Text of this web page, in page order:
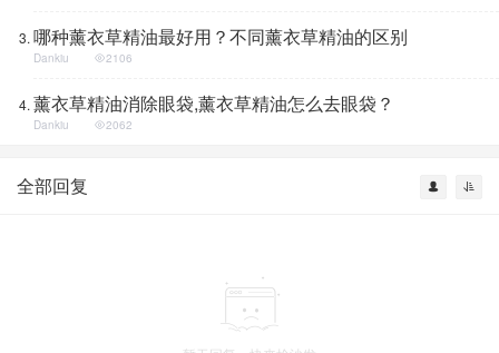
哪种薰衣草精油最好用？不同薰衣草精油的区别
Dankiu 2106
薰衣草精油消除眼袋,薰衣草精油怎么去眼袋？
Dankiu 2062
全部回复